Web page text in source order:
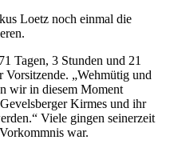
Loetz noch einmal die
Tagen, 3 Stunden und 21
„Wehmütig und
wir in diesem Moment
Kirmes und ihr
Viele gingen seinerzeit
war.